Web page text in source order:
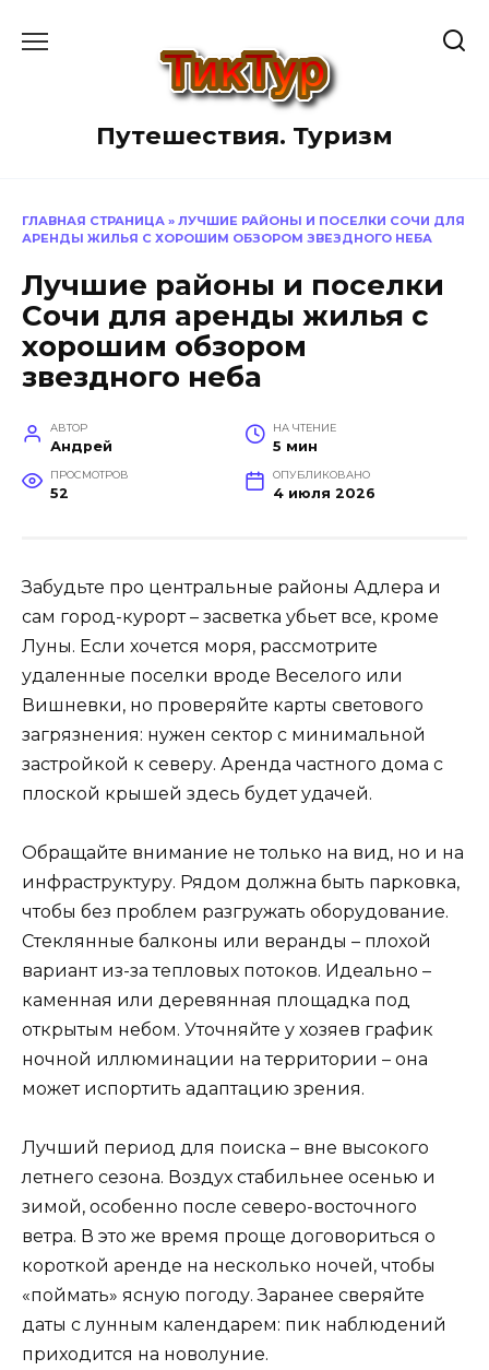
Путешествия. Туризм
ГЛАВНАЯ СТРАНИЦА » ЛУЧШИЕ РАЙОНЫ И ПОСЕЛКИ СОЧИ ДЛЯ
АРЕНДЫ ЖИЛЬЯ С ХОРОШИМ ОБЗОРОМ ЗВЕЗДНОГО НЕБА
Лучшие районы и поселки
Сочи для аренды жилья с
хорошим обзором
звездного неба
АВТОР
Андрей
НА ЧТЕНИЕ
5 мин
ПРОСМОТРОВ
52
ОПУБЛИКОВАНО
4 июля 2026
Забудьте про центральные районы Адлера и
сам город-курорт – засветка убьет все, кроме
Луны. Если хочется моря, рассмотрите
удаленные поселки вроде Веселого или
Вишневки, но проверяйте карты светового
загрязнения: нужен сектор с минимальной
застройкой к северу. Аренда частного дома с
плоской крышей здесь будет удачей.
Обращайте внимание не только на вид, но и на
инфраструктуру. Рядом должна быть парковка,
чтобы без проблем разгружать оборудование.
Стеклянные балконы или веранды – плохой
вариант из-за тепловых потоков. Идеально –
каменная или деревянная площадка под
открытым небом. Уточняйте у хозяев график
ночной иллюминации на территории – она
может испортить адаптацию зрения.
Лучший период для поиска – вне высокого
летнего сезона. Воздух стабильнее осенью и
зимой, особенно после северо-восточного
ветра. В это же время проще договориться о
короткой аренде на несколько ночей, чтобы
«поймать» ясную погоду. Заранее сверяйте
даты с лунным календарем: пик наблюдений
приходится на новолуние.